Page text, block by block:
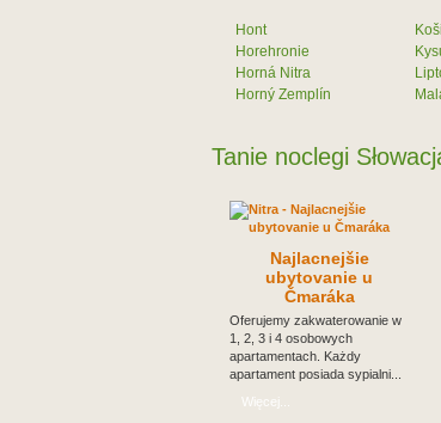
Hont
Horehronie
Horná Nitra
Horný Zemplín
Tanie noclegi
Najlacnejšie
ubytovanie u
Čmaráka
Oferujemy zakwaterowanie w
1, 2, 3 i 4 osobowych
apartamentach. Każdy
apartament posiada sypialni...
Więcej...